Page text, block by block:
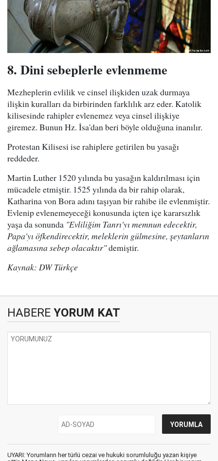
8. Dini sebeplerle evlenmeme
Mezheplerin evlilik ve cinsel ilişkiden uzak durmaya
ilişkin kuralları da birbirinden farklılık arz eder. Katolik
kilisesinde rahipler evlenemez veya cinsel ilişkiye
giremez. Bunun Hz. İsa'dan beri böyle olduğuna inanılır.
Protestan Kilisesi ise rahiplere getirilen bu yasağı
reddeder.
Martin Luther 1520 yılında bu yasağın kaldırılması için
mücadele etmiştir. 1525 yılında da bir rahip olarak,
Katharina von Bora adını taşıyan bir rahibe ile evlenmiştir.
Evlenip evlenemeyeceği konusunda içten içe kararsızlık
yaşa da sonunda "Evliliğim Tanrı'yı memnun edecektir,
Papa'yı öfkendirecektir, meleklerin gülmesine, şeytanların
ağlamasına sebep olacaktır"demiştir.
Kaynak: DW Türkçe
HABERE YORUM KAT
UYARI: Yorumların her türlü cezai ve hukuki sorumluluğu yazan kişiye